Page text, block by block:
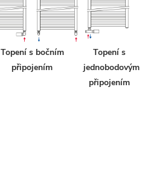
Topení s bočním
připojením
Topení s
jednobodovým
připojením